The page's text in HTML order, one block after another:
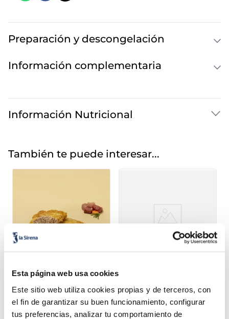
Esta página web usa cookies
Este sitio web utiliza cookies propias y de terceros, con
el fin de garantizar su buen funcionamiento, configurar
tus preferencias, analizar tu comportamiento de
Preparación y descongelación
Información complementaria
Información Nutricional
También te puede interesar...
Patatas artesanas
rellenas de carne
20,99 € Granel 65 g.
Basic
1,99 €
Bolsa 1kg